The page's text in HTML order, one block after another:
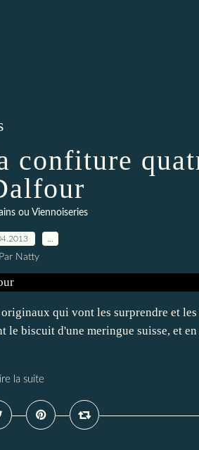
confiture
ou Viennoiseries
Par Natty
qui vont les surprendre et les
le biscuit d'une meringue suisse, et
la suite